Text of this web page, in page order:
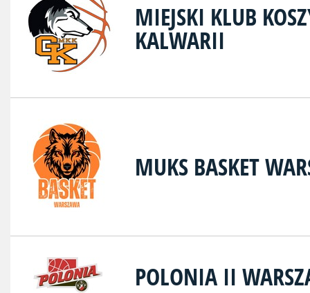
MIEJSKI KLUB
KALWARII
MUKS BASKET
POLONIA II